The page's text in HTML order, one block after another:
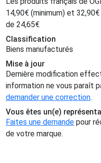
14,90€ (minimum) et 32,90€
de 24,65€
Classification
Biens manufacturés
Mise à jour
Dernière modification
information ne vous paraît
demander une correction.
Vous êtes un(e)
Faites une demande pour
de votre marque.